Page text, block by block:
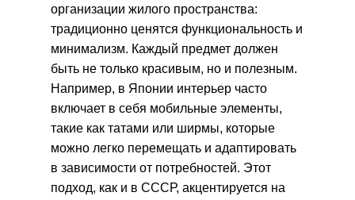
организации жилого пространства:
традиционно ценятся функциональность и
минимализм. Каждый предмет должен
быть не только красивым, но и полезным.
Например, в Японии интерьер часто
включает в себя мобильные элементы,
такие как татами или ширмы, которые
можно легко перемещать и адаптировать
в зависимости от потребностей. Этот
подход, как и в СССР, акцентируется на